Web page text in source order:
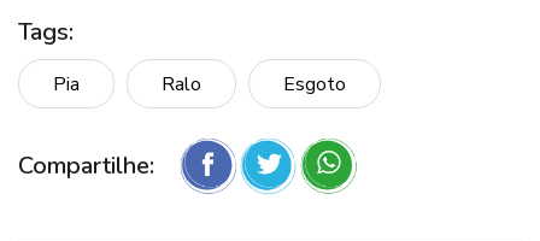
Tags:
Pia Ralo Esgoto
Compartilhe: